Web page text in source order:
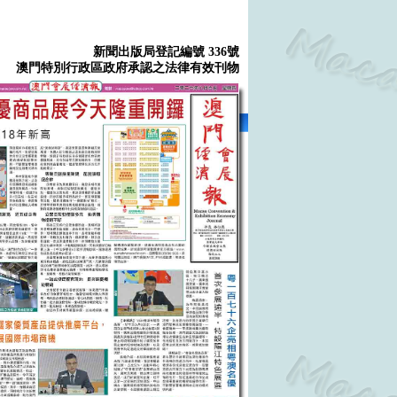
新聞出版局登記編號 336號
澳門特別行政區政府承認之法律有效刊物